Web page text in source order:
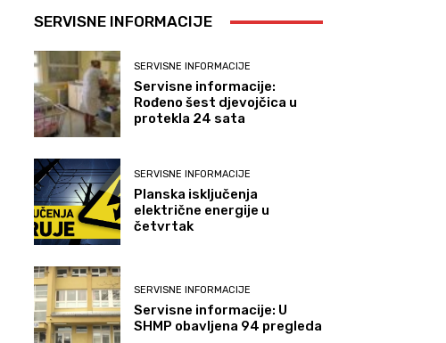
SERVISNE INFORMACIJE
SERVISNE INFORMACIJE
Servisne informacije:
Rođeno šest djevojčica u
protekla 24 sata
SERVISNE INFORMACIJE
Planska isključenja
električne energije u
četvrtak
SERVISNE INFORMACIJE
Servisne informacije: U
SHMP obavljena 94 pregleda